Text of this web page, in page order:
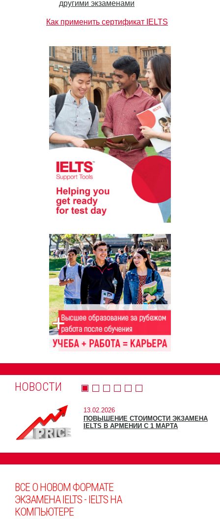
другими экзаменами
Как применить сертификат IELTS
НОВОСТИ
13.02.2026
ПОВЫШЕНИЕ СТОИМОСТИ ЭКЗАМЕНА
IELTS В АРМЕНИИ С 1 МАРТА
ВСЕ О НОВОМ ФОРМАТЕ
ЭКЗАМЕНА IELTS - IELTS НА
КОМПЬЮТЕРЕ